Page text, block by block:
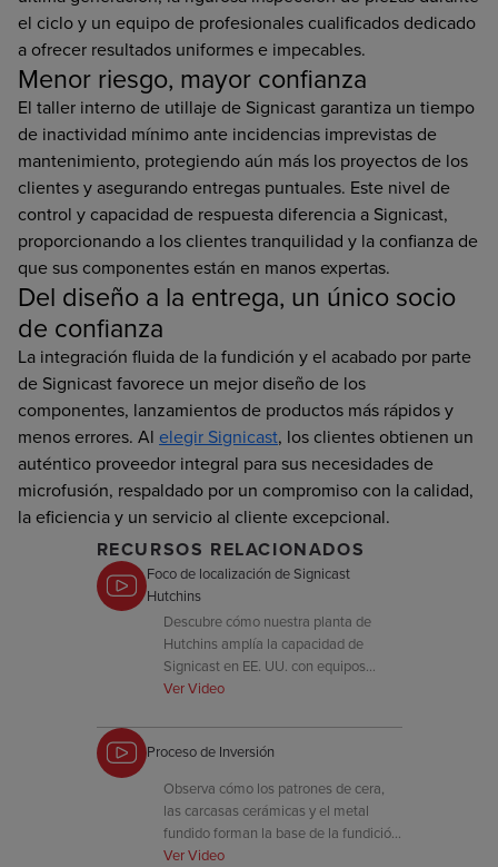
el ciclo y un equipo de profesionales cualificados dedicado
a ofrecer resultados uniformes e impecables.
Menor riesgo, mayor confianza
El taller interno de utillaje de Signicast garantiza un tiempo
de inactividad mínimo ante incidencias imprevistas de
mantenimiento, protegiendo aún más los proyectos de los
clientes y asegurando entregas puntuales. Este nivel de
control y capacidad de respuesta diferencia a Signicast,
proporcionando a los clientes tranquilidad y la confianza de
que sus componentes están en manos expertas.
Del diseño a la entrega, un único socio
de confianza
La integración fluida de la fundición y el acabado por parte
de Signicast favorece un mejor diseño de los
componentes, lanzamientos de productos más rápidos y
menos errores. Al elegir Signicast, los clientes obtienen un
auténtico proveedor integral para sus necesidades de
microfusión, respaldado por un compromiso con la calidad,
la eficiencia y un servicio al cliente excepcional.
RECURSOS RELACIONADOS
Foco de localización de Signicast
Hutchins
Descubre cómo nuestra planta de
Hutchins amplía la capacidad de
Signicast en EE. UU. con equipos
modernos y un rápido rendimiento de
Ver Video
Proceso de Inversión
Observa cómo los patrones de cera,
las carcasas cerámicas y el metal
fundido forman la base de la fundición
de inversión—diseñada con precisión
Ver Video